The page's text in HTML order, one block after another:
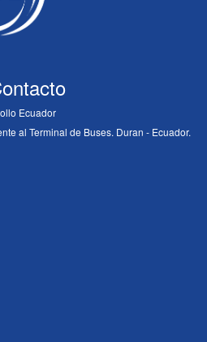
Ecuador
al Terminal de Buses. Duran - Ecuador.